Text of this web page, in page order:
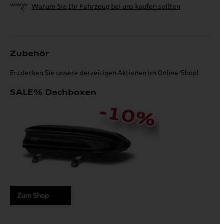
Warum Sie Ihr Fahrzeug bei uns kaufen sollten
Zubehör
Entdecken Sie unsere derzeitigen Aktionen im Online-Shop!
SALE% Dachboxen
Zum Shop